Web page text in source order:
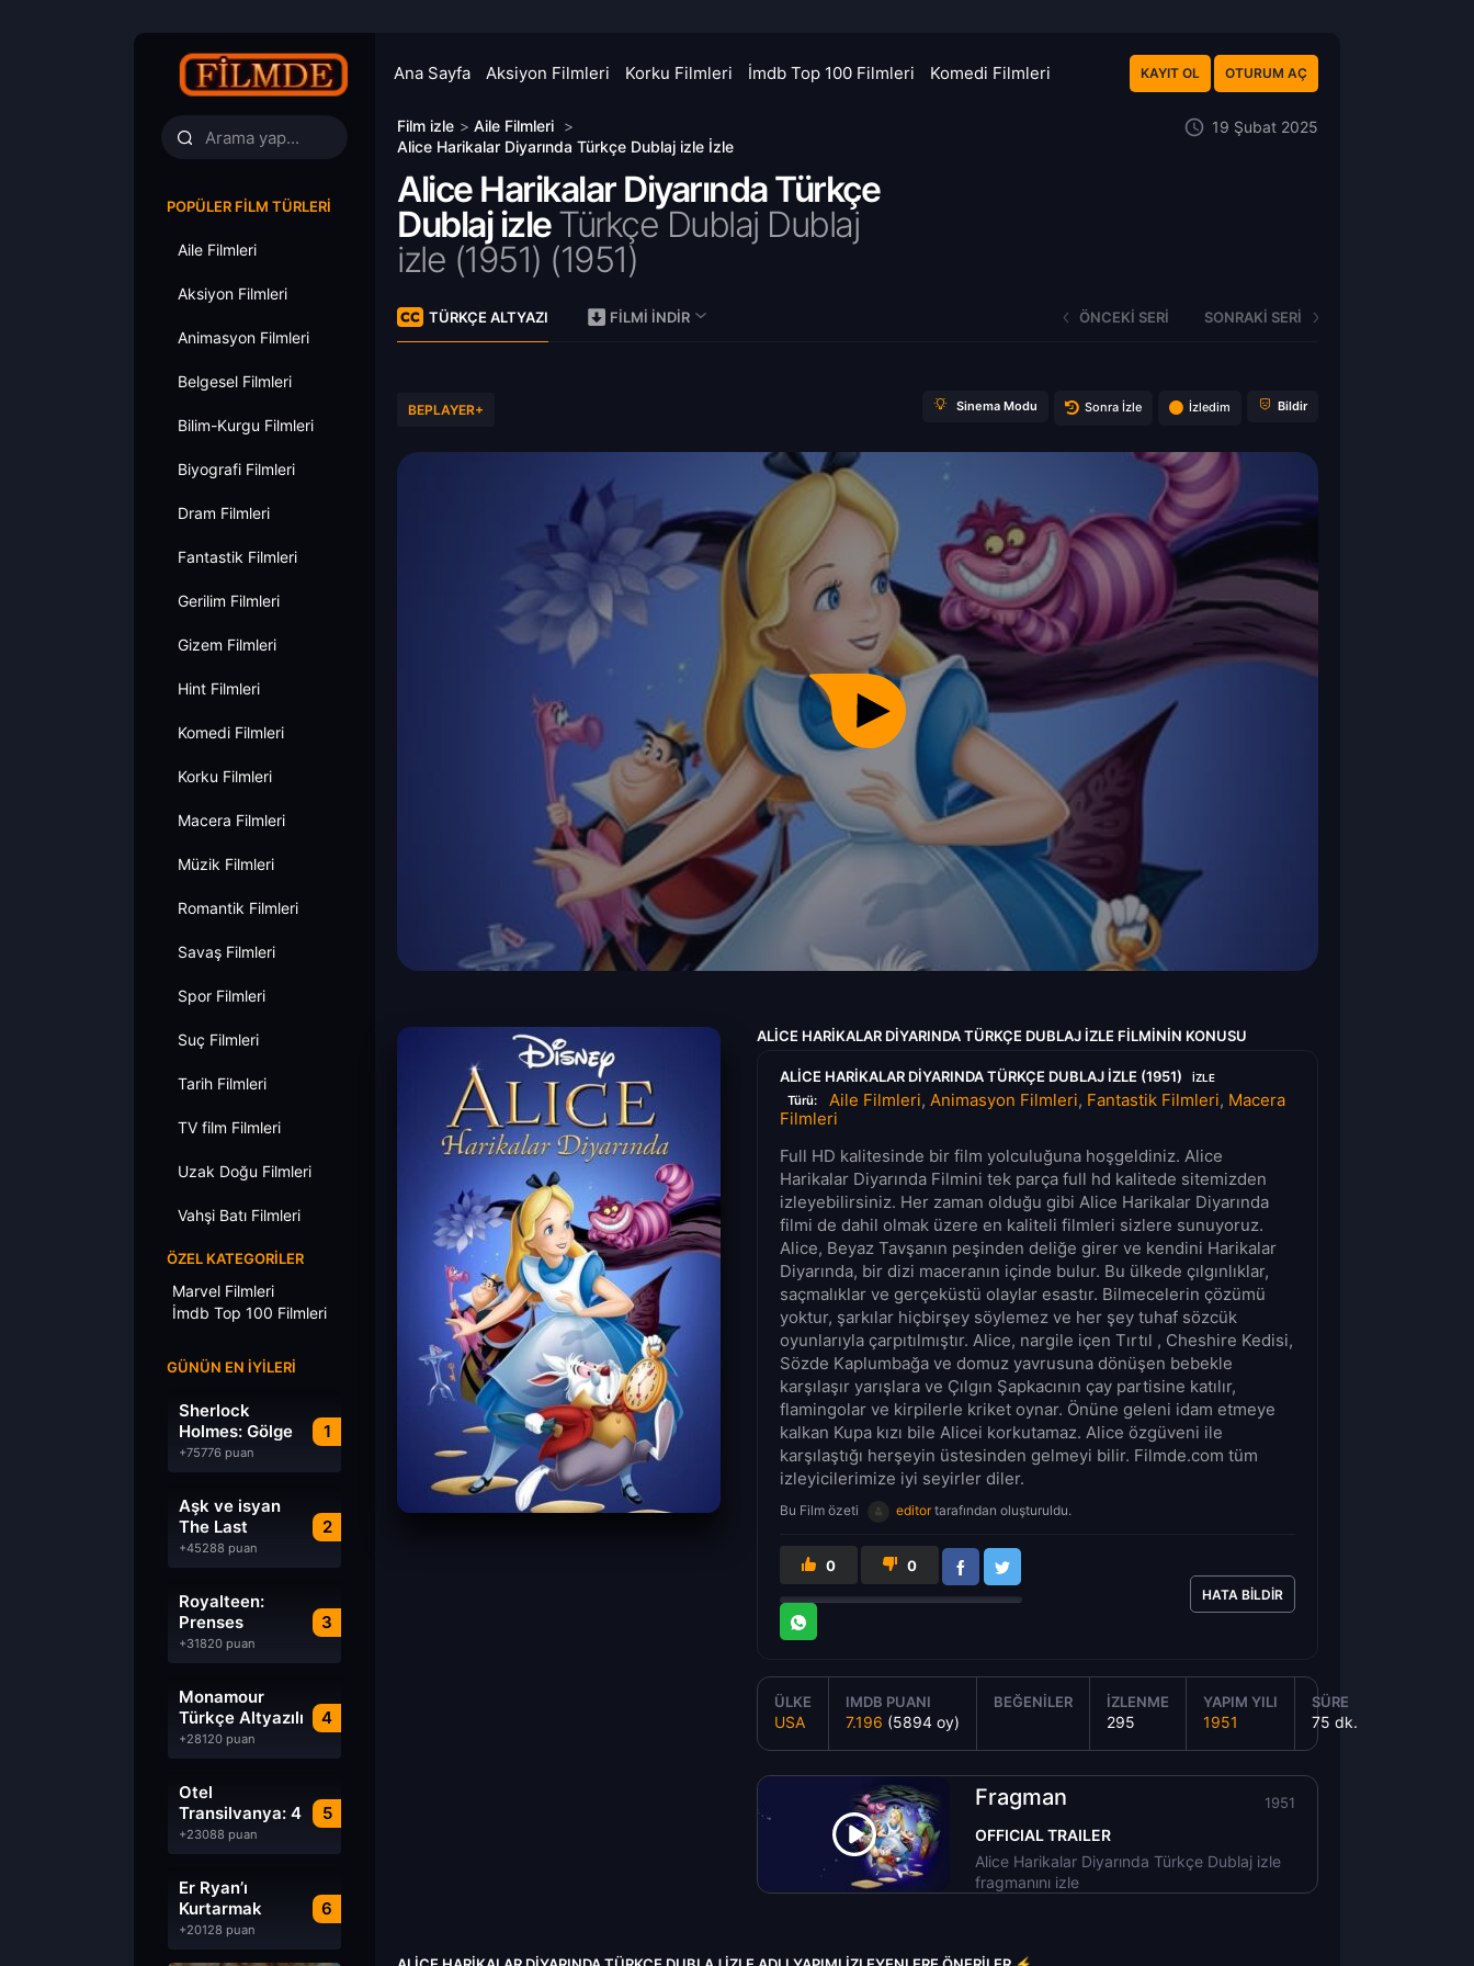
Ana Sayfa Aksiyon Filmleri Korku Filmleri İmdb Top 100 Filmleri Komedi Filmleri KAYIT OL OTURUM AÇ
POPÜLER FILM TÜRLERI
Aile Filmleri
Aksiyon Filmleri
Animasyon Filmleri
Belgesel Filmleri
Bilim-Kurgu Filmleri
Biyografi Filmleri
Dram Filmleri
Fantastik Filmleri
Gerilim Filmleri
Gizem Filmleri
Hint Filmleri
Komedi Filmleri
Korku Filmleri
Macera Filmleri
Müzik Filmleri
Romantik Filmleri
Savaş Filmleri
Spor Filmleri
Suç Filmleri
Tarih Filmleri
TV film Filmleri
Uzak Doğu Filmleri
Vahşi Batı Filmleri
ÖZEL KATEGORILER
Marvel Filmleri
İmdb Top 100 Filmleri
GÜNÜN EN İYILERI
1
Sherlock
Holmes: Gölge
Oyunları
+75776 puan
2
Aşk ve isyan
The Last
Parasido izle
+45288 puan
3
Royalteen:
Prenses
Margrethe izle
+31820 puan
4
Monamour
Türkçe Altyazılı
izle
+28120 puan
5
Otel
Transilvanya: 4
Transformanya
izle
+23088 puan
6
Er Ryan’ı
Kurtarmak
Saving Private
Ryan Türkçe
+20128 puan
Film izle > Aile Filmleri >
Alice Harikalar Diyarında Türkçe Dublaj izle İzle
19 Şubat 2025
Alice Harikalar Diyarında Türkçe
Dublaj izleTürkçe Dublaj Dublaj
izle (1951) (1951)
TÜRKÇE ALTYAZI FILMI İNDIR ÖNCEKI SERI SONRAKI SERI
BEPLAYER+ Sinema Modu Sonra İzle İzledim Bildir
ALICE HARIKALAR DIYARINDA TÜRKÇE DUBLAJ IZLE FILMININ KONUSU
ALICE HARIKALAR DIYARINDA TÜRKÇE DUBLAJ IZLE (1951) IZLE
Türü: Aile Filmleri, Animasyon Filmleri, Fantastik Filmleri, Macera
Filmleri
Full HD kalitesinde bir film yolculuğuna hoşgeldiniz. Alice
Harikalar Diyarında Filmini tek parça full hd kalitede sitemizden
izleyebilirsiniz. Her zaman olduğu gibi Alice Harikalar Diyarında
filmi de dahil olmak üzere en kaliteli filmleri sizlere sunuyoruz.
Alice, Beyaz Tavşanın peşinden deliğe girer ve kendini Harikalar
Diyarında, bir dizi maceranın içinde bulur. Bu ülkede çılgınlıklar,
saçmalıklar ve gerçeküstü olaylar esastır. Bilmecelerin çözümü
yoktur, şarkılar hiçbirşey söylemez ve her şey tuhaf sözcük
oyunlarıyla çarpıtılmıştır. Alice, nargile içen Tırtıl , Cheshire Kedisi,
Sözde Kaplumbağa ve domuz yavrusuna dönüşen bebekle
karşılaşır yarışlara ve Çılgın Şapkacının çay partisine katılır,
flamingolar ve kirpilerle kriket oynar. Önüne geleni idam etmeye
kalkan Kupa kızı bile Alicei korkutamaz. Alice özgüveni ile
karşılaştığı herşeyin üstesinden gelmeyi bilir. Filmde.com tüm
izleyicilerimize iyi seyirler diler.
Bu Film özeti editortarafından oluşturuldu.
0 0
HATA BILDIR
ÜLKE
USA
IMDB PUANI
7.196 (5894 oy)
BEĞENILER İZLENME
295
YAPIM YILI
1951
SÜRE
75 dk.
Fragman
OFFICIAL TRAILER
Alice Harikalar Diyarında Türkçe Dublaj izle
fragmanını izle
1951